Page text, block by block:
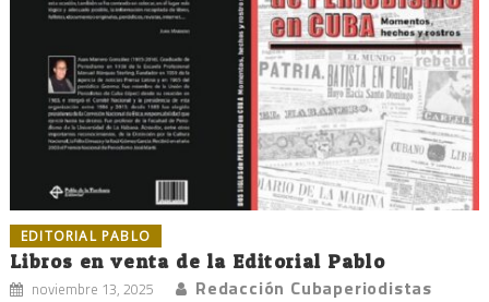
EDITORIAL PABLO
Libros en venta de la Editorial Pablo
noviembre 13, 2025 Redacción Cubaperiodistas